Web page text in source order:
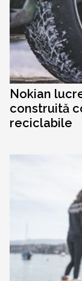
Nokian
construită
reciclabile